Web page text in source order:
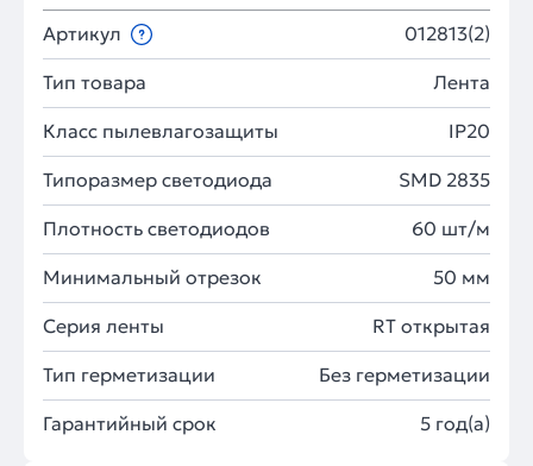
Артикул 012813(2)
Тип товара Лента
Класс пылевлагозащиты IP20
Типоразмер светодиода SMD 2835
Плотность светодиодов 60 шт/м
Минимальный отрезок 50 мм
Серия ленты RT открытая
Тип герметизации Без герметизации
Гарантийный срок 5 год(а)